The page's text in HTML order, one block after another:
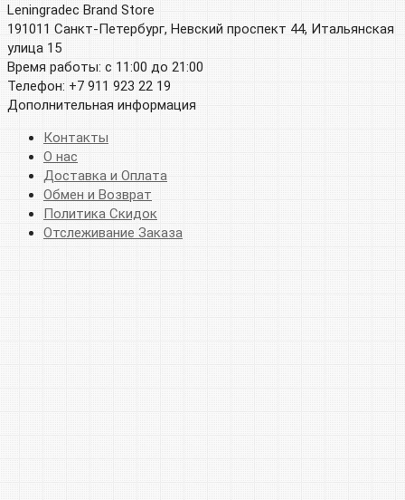
Leningradec Brand Store
191011 Санкт-Петербург, Невский проспект 44, Итальянская
улица 15
Время работы: с 11:00 до 21:00
Телефон: +7 911 923 22 19
Дополнительная информация
Контакты
О нас
Доставка и Оплата
Обмен и Возврат
Политика Скидок
Отслеживание Заказа